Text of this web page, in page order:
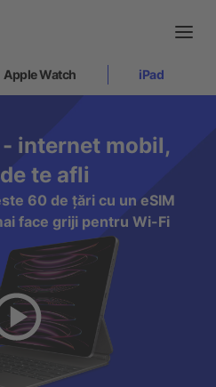
Apple Watch iPad
internet mobil,
te afli
60 de țări cu un eSIM
face griji pentru Wi-Fi